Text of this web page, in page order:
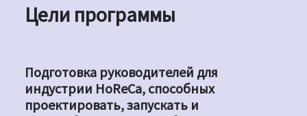
Цели программы
Подготовка руководителей для
индустрии HoReCa, способных
проектировать, запускать и